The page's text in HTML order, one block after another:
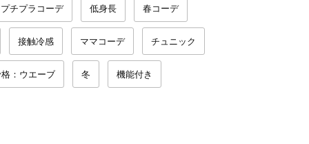
プチプラコーデ 低身長 春コーデ
接触冷感 ママコーデ チュニック
：ウエーブ 冬 機能付き